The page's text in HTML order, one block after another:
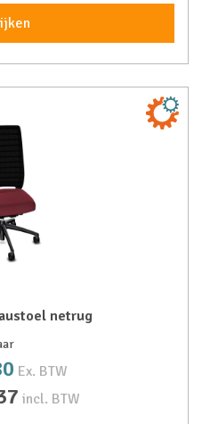
netrug
Ex. BTW
incl. BTW